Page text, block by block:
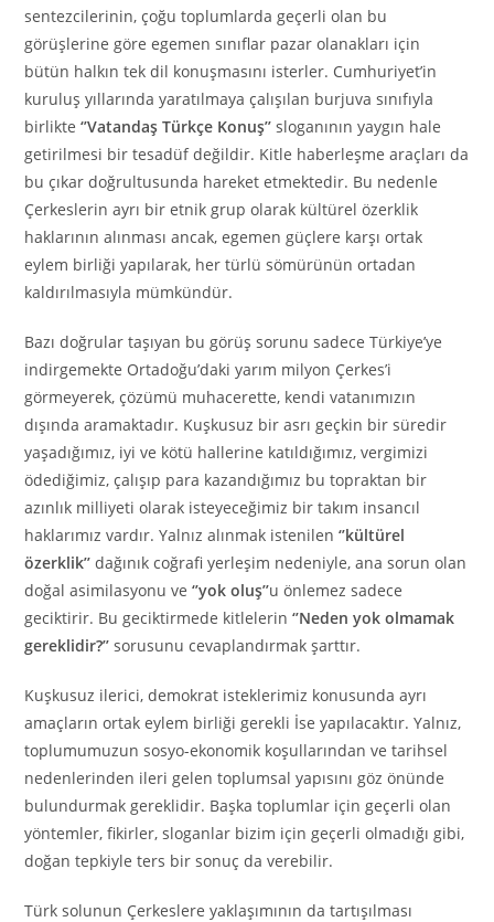
sentezcilerinin, çoğu toplumlarda geçerli olan bu
görüşlerine göre egemen sınıflar pazar olanakları için
bütün halkın tek dil konuşmasını isterler. Cumhuriyet’in
kuruluş yıllarında yaratılmaya çalışılan burjuva sınıfıyla
birlikte‘’Vatandaş Türkçe Konuş’’ sloganının yaygın hale
getirilmesi bir tesadüf değildir. Kitle haberleşme araçları da
bu çıkar doğrultusunda hareket etmektedir. Bu nedenle
Çerkeslerin ayrı bir etnik grup olarak kültürel özerklik
haklarının alınması ancak, egemen güçlere karşı ortak
eylem birliği yapılarak, her türlü sömürünün ortadan
kaldırılmasıyla mümkündür.
Bazı doğrular taşıyan bu görüş sorunu sadece Türkiye’ye
indirgemekte Ortadoğu’daki yarım milyon Çerkes’i
görmeyerek, çözümü muhacerette, kendi vatanımızın
dışında aramaktadır. Kuşkusuz bir asrı geçkin bir süredir
yaşadığımız, iyi ve kötü hallerine katıldığımız, vergimizi
ödediğimiz, çalışıp para kazandığımız bu topraktan bir
azınlık milliyeti olarak isteyeceğimiz bir takım insancıl
haklarımız vardır. Yalnız alınmak istenilen‘’kültürel
özerklik’’ dağınık coğrafi yerleşim nedeniyle, ana sorun olan
doğal asimilasyonu ve‘’yok oluş’’u önlemez sadece
geciktirir. Bu geciktirmede kitlelerin‘’Neden yok olmamak
gereklidir?’’ sorusunu cevaplandırmak şarttır.
Kuşkusuz ilerici, demokrat isteklerimiz konusunda ayrı
amaçların ortak eylem birliği gerekli İse yapılacaktır. Yalnız,
toplumumuzun sosyo-ekonomik koşullarından ve tarihsel
nedenlerinden ileri gelen toplumsal yapısını göz önünde
bulundurmak gereklidir. Başka toplumlar için geçerli olan
yöntemler, fikirler, sloganlar bizim için geçerli olmadığı gibi,
doğan tepkiyle ters bir sonuç da verebilir.
Türk solunun Çerkeslere yaklaşımının da tartışılması